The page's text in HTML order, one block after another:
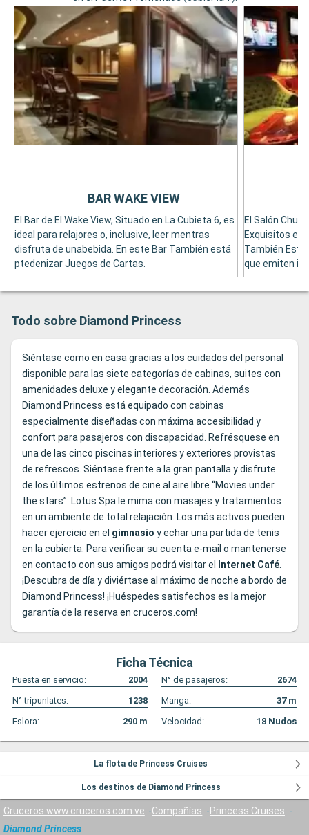
El Bar de El Wake View, Situado en La Cubieta 6, es
ideal para relajores o, inclusive, leer mentras
disfruta de unabebida. En este Bar También está
ptedenizar Juegos de Cartas.
BAR WAKE VIEW
El Salón
Exquisitos es
También Está
que emiten
Todo sobre Diamond Princess
Siéntase como en casa gracias a los cuidados del personal
disponible para las siete categorías de cabinas, suites con
amenidades deluxe y elegante decoración. Además
Diamond Princess está equipado con cabinas
especialmente diseñadas con máxima accesibilidad y
confort para pasajeros con discapacidad. Refrésquese en
una de las cinco piscinas interiores y exteriores provistas
de refrescos. Siéntase frente a la gran pantalla y disfrute
de los últimos estrenos de cine al aire libre “Movies under
the stars”. Lotus Spa le mima con masajes y tratamientos
en un ambiente de total relajación. Los más activos pueden
hacer ejercicio en el gimnasio y echar una partida de tenis
en la cubierta. Para verificar su cuenta e-mail o mantenerse
en contacto con sus amigos podrá visitar el
Internet Café.
¡Descubra de día y diviértase al máximo de noche a bordo de
Diamond Princess! ¡Huéspedes satisfechos es la mejor
garantía de la reserva en cruceros.com!
Ficha Técnica
Puesta en servicio: 2004 N° de pasajeros:
2674
N° tripunlates:
1238 Manga: 37m
Eslora:
290 m Velocidad: 18 Nudos
La flota de Princess Cruises
Los destinos de Diamond Princess
Cruceros www.cruceros.com.ve Compañías
Princess Cruises
Diamond Princess